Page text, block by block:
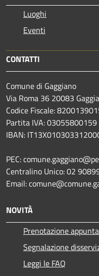
Luoghi
Eventi
CONTATTI
Comune di Gaggiano
Via Roma 36 20083
Codice Fiscale:
Partita IVA: 03055800159
IBAN:
PEC:
Centralino Unico: 02
Email:
NOVITÀ
Prenotazione
Segnalazione
Leggi le FAQ